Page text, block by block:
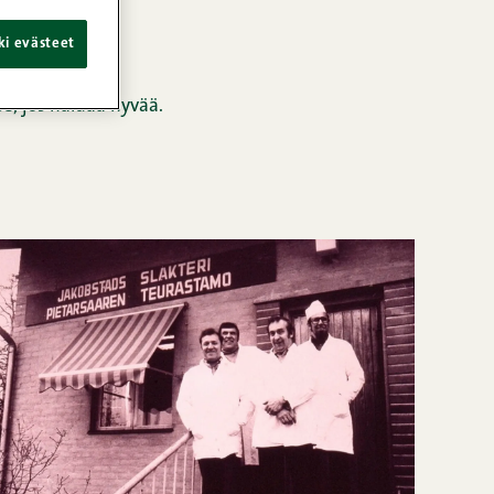
jos haluaa hyvää.
evästeet